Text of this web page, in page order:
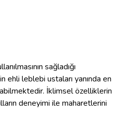
sağladığı
leblebi ustaları yanında en
İklimsel özelliklerin
deneyimi ile maharetlerini